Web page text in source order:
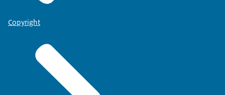
Copyright